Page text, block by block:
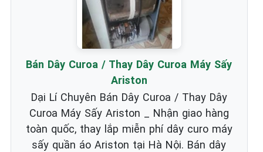
Bán Dây Curoa / Thay Dây Curoa Máy Sấy
Ariston
Dại Lí Chuyên Bán Dây Curoa / Thay Dây
Curoa Máy Sấy Ariston _ Nhận giao hàng
toàn quốc, thay lắp miễn phí dây curo máy
sấy quần áo Ariston tại Hà Nội. Bán dây